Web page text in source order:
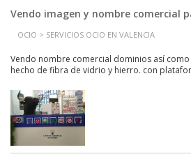
Vendo imagen y nombre comercial
OCIO > SERVICIOS OCIO EN VALENCIA
Vendo nombre comercial dominios así
hecho de fibra de vidrio y hierro. con